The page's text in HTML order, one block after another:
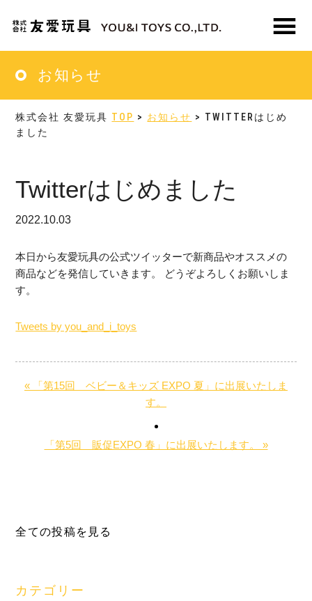
MENU
お知らせ
株式会社 友愛玩具 TOP > お知らせ > TWITTERはじめ
ました
Twitterはじめました
2022.10.03
本日から友愛玩具の公式ツイッターで新商品やオススメの
商品などを発信していきます。 どうぞよろしくお願いしま
す。
Tweets by you_and_i_toys
« 「第15回 ベビー＆キッズ EXPO 夏」に出展いたしま
す。
「第5回 販促EXPO 春」に出展いたします。 »
最
サ
全ての投稿を見る
カテゴリー